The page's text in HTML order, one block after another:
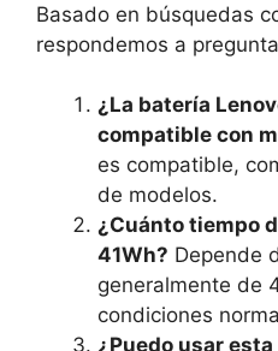
Basado en búsquedas
respondemos a
¿La batería
compatible con
es compatible,
de modelos.
¿Cuánto tiempo
41Wh? Depende
generalmente de
condiciones
¿Puedo usar